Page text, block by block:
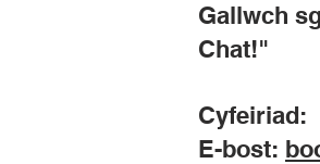
Gallwch
Chat!"
Cyfeiriad:
E-bost: